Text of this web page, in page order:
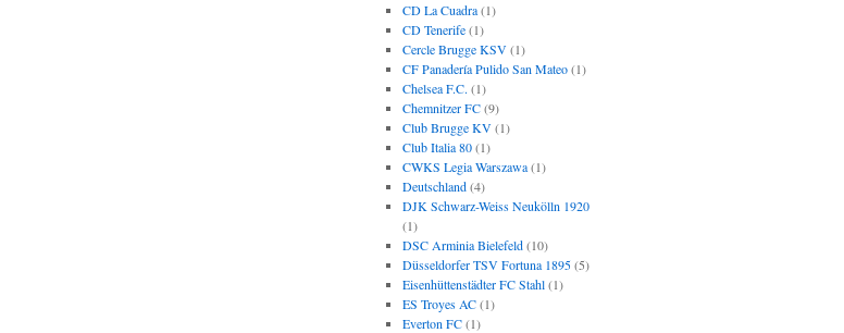
CD La Cuadra(1)
CD Tenerife(1)
Cercle Brugge KSV(1)
CF Panadería Pulido San Mateo(1)
Chelsea F.C. (1)
Chemnitzer FC(9)
Club Brugge KV(1)
Club Italia 80(1)
CWKS Legia Warszawa(1)
Deutschland(4)
DJK Schwarz-Weiss Neukölln 1920
(1)
DSC Arminia Bielefeld(10)
Düsseldorfer TSV Fortuna 1895(5)
Eisenhüttenstädter FC Stahl(1)
ES Troyes AC(1)
Everton FC(1)